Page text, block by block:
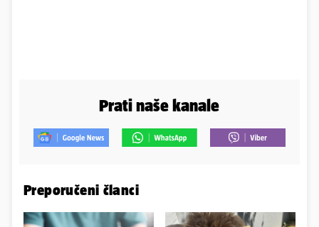
Prati naše kanale
Preporučeni članci